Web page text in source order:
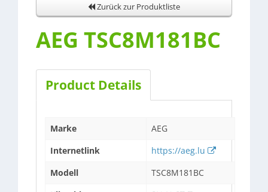
Zurück zur Produktliste
AEG TSC8M181BC
Product Details
Marke
AEG
Internetlink
https://aeg.lu
Modell
TSC8M181BC